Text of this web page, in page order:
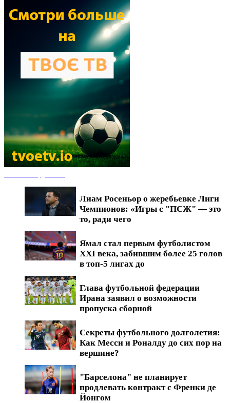
Лиам Росеньор о жеребьевке Лиги
Чемпионов: «Игры с "ПСЖ" — это
то, ради чего
Ямал стал первым футболистом
XXI века, забившим более 25 голов
в топ-5 лигах до
Глава футбольной федерации
Ирана заявил о возможности
пропуска сборной
Секреты футбольного долголетия:
Как Месси и Роналду до сих пор на
вершине?
"Барселона" не планирует
продлевать контракт с Френки де
Йонгом